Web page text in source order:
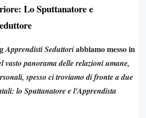
Lo Sputtanatore e
Apprendisti Seduttoriabbiamo messo in
vasto panorama delle relazioni umane,
spesso ci troviamo di fronte a due
lo Sputtanatore e l'Apprendista